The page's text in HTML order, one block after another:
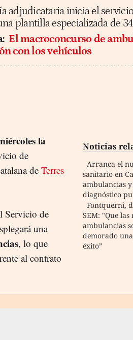
adjudicataria inicia el
plantilla especializada de
El macroconcurso de
con los vehículos
Noticias
Arranca el
sanitario en
ambulancias
diagnóstico
Fontquerni,
SEM: "Que las
ambulancias
demorado
éxito”
la
de
de Terres
Servicio de
una
, lo que
al contrato